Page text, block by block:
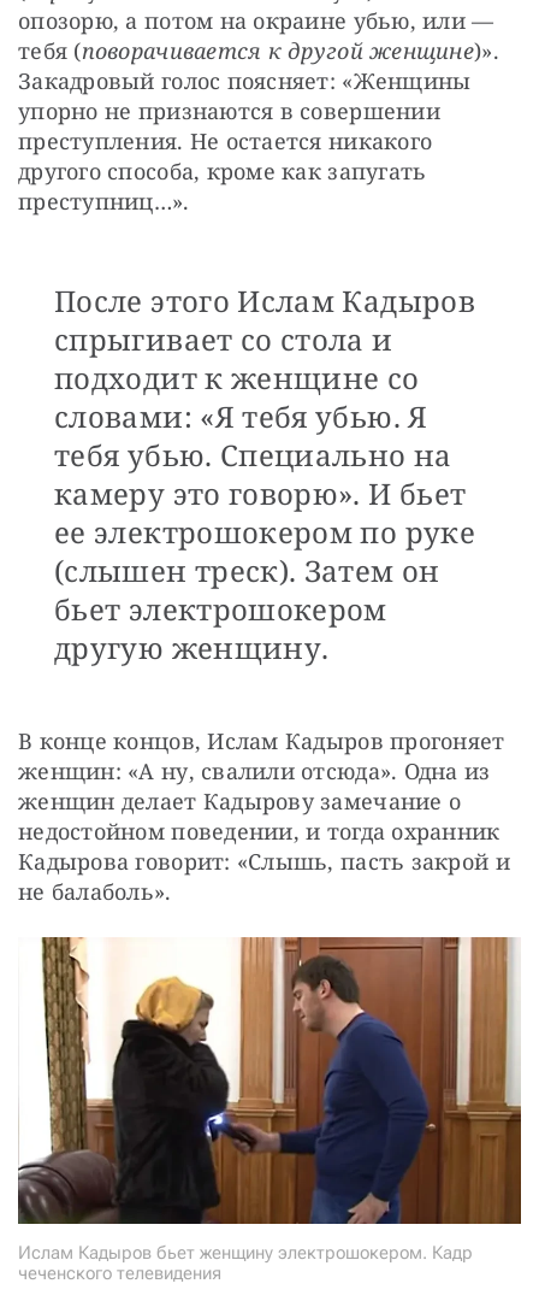
опозорю, а потом на окраине убью, или —
тебя (поворачивается к другой женщине)».
Закадровый голос поясняет: «Женщины
упорно не признаются в совершении
преступления. Не остается никакого
другого способа, кроме как запугать
преступниц…».
После этого Ислам Кадыров
спрыгивает со стола и
подходит к женщине со
словами: «Я тебя убью. Я
тебя убью. Специально на
камеру это говорю». И бьет
ее электрошокером по руке
(слышен треск). Затем он
бьет электрошокером
другую женщину.
В конце концов, Ислам Кадыров прогоняет
женщин: «А ну, свалили отсюда». Одна из
женщин делает Кадырову замечание о
недостойном поведении, и тогда охранник
Кадырова говорит: «Слышь, пасть закрой и
не балаболь».
Ислам Кадыров бьет женщину электрошокером. Кадр
чеченского телевидения